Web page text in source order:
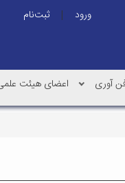
ورود |
ثبت‌نام
آوری اعضای هیئت